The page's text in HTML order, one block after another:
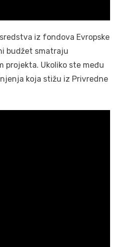
iz fondova Evropske
budžet smatraju
projekta. Ukoliko ste među
koja stižu iz Privredne